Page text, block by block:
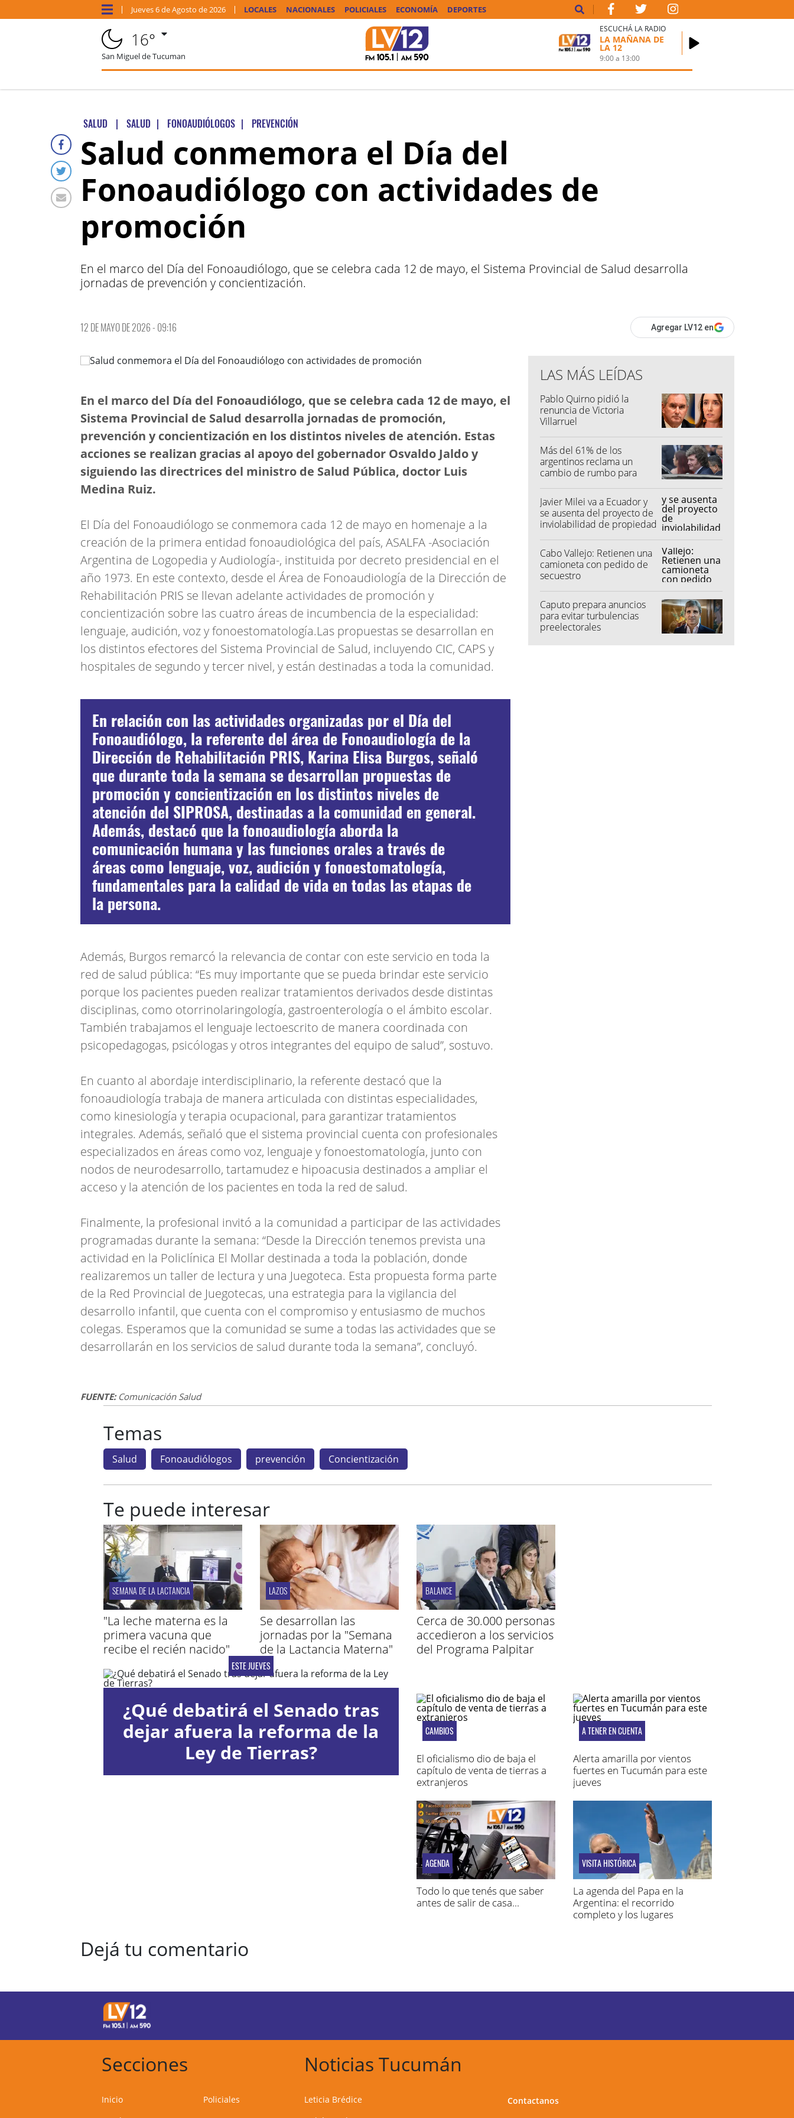
Jueves6 deAgosto de 2026 LOCALES NACIONALES POLICIALES ECONOMÍA DEPORTES
16°
San Miguel de Tucuman
ESCUCHÁ LA RADIO
LA MAÑANA DE
LA 12
9:00a 13:00
SALUD | SALUD | FONOAUDIÓLOGOS | PREVENCIÓN
Salud conmemora el Día del
Fonoaudiólogo con actividades de
promoción
En el marco del Día del Fonoaudiólogo, que se celebra cada 12 de mayo, el Sistema Provincial de Salud desarrolla
jornadas de prevención y concientización.
12 DE MAYO DE 2026 - 09:16 Agregar LV12 en
En el marco del Día del Fonoaudiólogo, que se celebra cada 12 de mayo, el
Sistema Provincial de Salud desarrolla jornadas de promoción,
prevención y concientización en los distintos niveles de atención. Estas
acciones se realizan gracias al apoyo del gobernador Osvaldo Jaldo y
siguiendo las directrices del ministro de Salud Pública, doctor Luis
Medina Ruiz.
El Día del Fonoaudiólogo se conmemora cada 12 de mayo en homenaje a la
creación de la primera entidad fonoaudiológica del país, ASALFA -Asociación
Argentina de Logopedia y Audiología-, instituida por decreto presidencial en el
año 1973. En este contexto, desde el Área de Fonoaudiología de la Dirección de
Rehabilitación PRIS se llevan adelante actividades de promoción y
concientización sobre las cuatro áreas de incumbencia de la especialidad:
lenguaje, audición, voz y fonoestomatología.Las propuestas se desarrollan en
los distintos efectores del Sistema Provincial de Salud, incluyendo CIC, CAPS y
hospitales de segundo y tercer nivel, y están destinadas a toda la comunidad.
En relación con las actividades organizadas por el Día del
Fonoaudiólogo, la referente del área de Fonoaudiología de la
Dirección de Rehabilitación PRIS, Karina Elisa Burgos, señaló
que durante toda la semana se desarrollan propuestas de
promoción y concientización en los distintos niveles de
atención del SIPROSA, destinadas a la comunidad en general.
Además, destacó que la fonoaudiología aborda la
comunicación humana y las funciones orales a través de
áreas como lenguaje, voz, audición y fonoestomatología,
fundamentales para la calidad de vida en todas las etapas de
la persona.
Además, Burgos remarcó la relevancia de contar con este servicio en toda la
red de salud pública: “Es muy importante que se pueda brindar este servicio
porque los pacientes pueden realizar tratamientos derivados desde distintas
disciplinas, como otorrinolaringología, gastroenterología o el ámbito escolar.
También trabajamos el lenguaje lectoescrito de manera coordinada con
psicopedagogas, psicólogas y otros integrantes del equipo de salud”, sostuvo.
En cuanto al abordaje interdisciplinario, la referente destacó que la
fonoaudiología trabaja de manera articulada con distintas especialidades,
como kinesiología y terapia ocupacional, para garantizar tratamientos
integrales. Además, señaló que el sistema provincial cuenta con profesionales
especializados en áreas como voz, lenguaje y fonoestomatología, junto con
nodos de neurodesarrollo, tartamudez e hipoacusia destinados a ampliar el
acceso y la atención de los pacientes en toda la red de salud.
Finalmente, la profesional invitó a la comunidad a participar de las actividades
programadas durante la semana: “Desde la Dirección tenemos prevista una
actividad en la Policlínica El Mollar destinada a toda la población, donde
realizaremos un taller de lectura y una Juegoteca. Esta propuesta forma parte
de la Red Provincial de Juegotecas, una estrategia para la vigilancia del
desarrollo infantil, que cuenta con el compromiso y entusiasmo de muchos
colegas. Esperamos que la comunidad se sume a todas las actividades que se
desarrollarán en los servicios de salud durante toda la semana”, concluyó.
FUENTE:Comunicación Salud
LAS MÁS LEÍDAS
Pablo Quirno pidió la
renuncia de Victoria
Villarruel
Más del 61% de los
argentinos reclama un
cambio de rumbo para
Javier Milei va a Ecuador y
se ausenta del proyecto de
inviolabilidad de propiedad
Cabo Vallejo: Retienen una
camioneta con pedido de
secuestro
Caputo prepara anuncios
para evitar turbulencias
preelectorales
Temas
Salud Fonoaudiólogos prevención Concientización
Te puede interesar
SEMANA DE LA LACTANCIA
"La leche materna es la
primera vacuna que
recibe el recién nacido"
LAZOS
Se desarrollan las
jornadas por la "Semana
de la Lactancia Materna"
BALANCE
Cerca de 30.000 personas
accedieron a los servicios
del Programa Palpitar
ESTE JUEVES
¿Qué debatirá el Senado tras
dejar afuera la reforma de la
Ley de Tierras?
CAMBIOS
El oficialismo dio de baja el
capítulo de venta de tierras a
extranjeros
A TENER EN CUENTA
Alerta amarilla por vientos
fuertes en Tucumán para este
jueves
AGENDA
Todo lo que tenés que saber
antes de salir de casa...
VISITA HISTÓRICA
La agenda del Papa en la
Argentina: el recorrido
completo y los lugares
Dejá tu comentario
Secciones
Inicio
Policiales
Noticias Tucumán
Leticia Brédice
Contactanos